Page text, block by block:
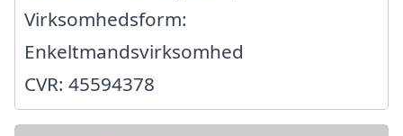
Virksomhedsform:
Enkeltmandsvirksomhed
CVR: 45594378